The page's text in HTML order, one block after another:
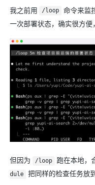
我之前用 /loop
命令来监
一次部署状态，确实很方便
但因为 /loop 跑在本地，
dule
把同样的检查任务放